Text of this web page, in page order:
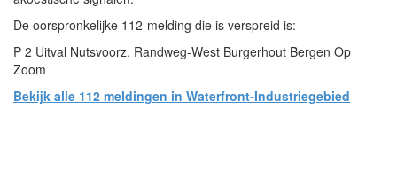
De oorspronkelijke 112-melding die is verspreid is:
P 2 Uitval Nutsvoorz. Randweg-West Burgerhout Bergen Op
Zoom
Bekijk alle 112 meldingen in Waterfront-Industriegebied